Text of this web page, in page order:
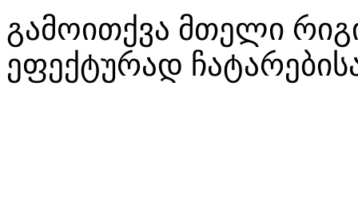
გამოითქვა მთელი
ეფექტურად